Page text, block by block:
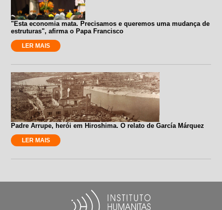
"Esta economia mata. Precisamos e queremos uma mudança de
estruturas", afirma o Papa Francisco
LER MAIS
Padre Arrupe, herói em Hiroshima. O relato de García Márquez
LER MAIS